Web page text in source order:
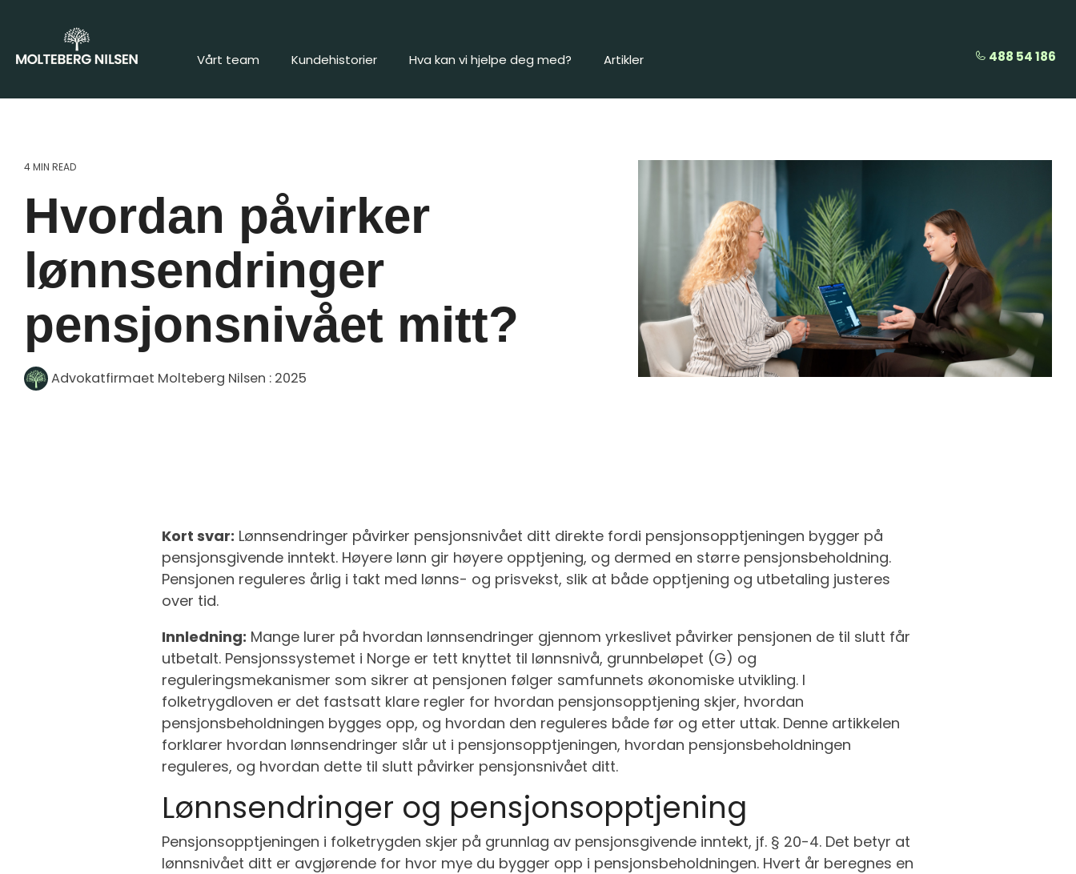
Vårt team Kundehistorier Hva kan vi hjelpe deg med? Artikler 488 54 186
4 MIN READ
Hvordan påvirker
lønnsendringer
pensjonsnivået mitt?
Advokatfirmaet Molteberg Nilsen : 2025
Kort svar: Lønnsendringer påvirker pensjonsnivået ditt direkte fordi pensjonsopptjeningen bygger på
pensjonsgivende inntekt. Høyere lønn gir høyere opptjening, og dermed en større pensjonsbeholdning.
Pensjonen reguleres årlig i takt med lønns- og prisvekst, slik at både opptjening og utbetaling justeres
over tid.
Innledning: Mange lurer på hvordan lønnsendringer gjennom yrkeslivet påvirker pensjonen de til slutt får
utbetalt. Pensjonssystemet i Norge er tett knyttet til lønnsnivå, grunnbeløpet (G) og
reguleringsmekanismer som sikrer at pensjonen følger samfunnets økonomiske utvikling. I
folketrygdloven er det fastsatt klare regler for hvordan pensjonsopptjening skjer, hvordan
pensjonsbeholdningen bygges opp, og hvordan den reguleres både før og etter uttak. Denne artikkelen
forklarer hvordan lønnsendringer slår ut i pensjonsopptjeningen, hvordan pensjonsbeholdningen
reguleres, og hvordan dette til slutt påvirker pensjonsnivået ditt.
Lønnsendringer og pensjonsopptjening
Pensjonsopptjeningen i folketrygden skjer på grunnlag av pensjonsgivende inntekt, jf. § 20-4. Det betyr at
lønnsnivået ditt er avgjørende for hvor mye du bygger opp i pensjonsbeholdningen. Hvert år beregnes en